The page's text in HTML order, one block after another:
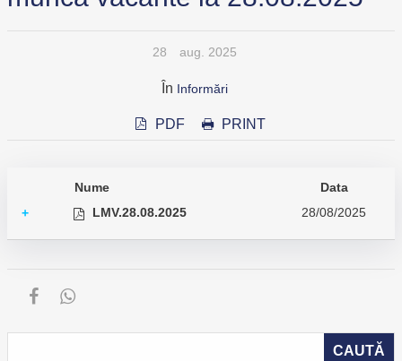
28 aug. 2025
În Informări
PDF PRINT
Nume
Data
+
LMV.28.08.2025 28/08/2025